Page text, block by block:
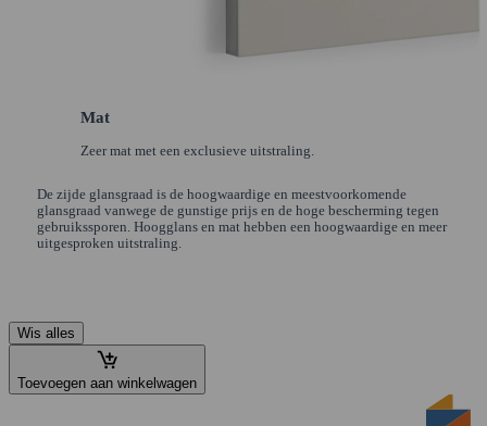
Mat
Zeer mat met een exclusieve uitstraling.
De zijde glansgraad is de hoogwaardige en meestvoorkomende
glansgraad vanwege de gunstige prijs en de hoge bescherming tegen
gebruikssporen. Hoogglans en mat hebben een hoogwaardige en meer
uitgesproken uitstraling.
Wis alles
Toevoegen aan winkelwagen